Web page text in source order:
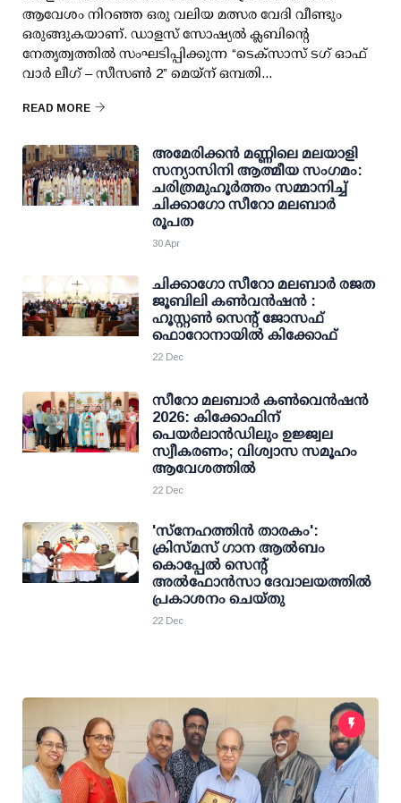
ആവേശം നിറഞ്ഞ ഒരു വലിയ മത്സര വേദി വീണ്ടും
ഒരുങ്ങുകയാണ്. ഡാളസ് സോഷ്യൽ ക്ലബിന്റെ
നേതൃത്വത്തിൽ സംഘടിപ്പിക്കുന്ന “ടെക്സാസ് ടഗ് ഓഫ്
വാർ ലീഗ് – സീസൺ 2” മെയ്ന് ഒമ്പതി...
READ MORE
അമേരിക്കൻ മണ്ണിലെ മലയാളി
സന്യാസിനി ആത്മീയ സംഗമം:
ചരിത്രമുഹൂർത്തം സമ്മാനിച്ച്
ചിക്കാഗോ സീറോ മലബാർ
രൂപത
30 Apr
ചിക്കാഗോ സീറോ മലബാർ രജത
ജൂബിലി കൺവൻഷൻ :
ഹൂസ്റ്റൺ സെൻ്റ് ജോസഫ്
ഫൊറോനായിൽ കിക്കോഫ്
22 Dec
സീറോ മലബാർ കൺവെൻഷൻ
2026: കിക്കോഫിന്
പെയർലാൻഡിലും ഉജ്ജ്വല
സ്വീകരണം; വിശ്വാസ സമൂഹം
ആവേശത്തിൽ
22 Dec
'സ്നേഹത്തിൻ താരകം':
ക്രിസ്മസ് ഗാന ആൽബം
കൊപ്പേൽ സെന്റ്
അൽഫോൻസാ ദേവാലയത്തിൽ
പ്രകാശനം ചെയ്തു
22 Dec